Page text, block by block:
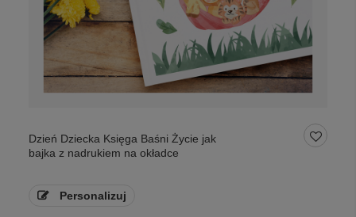
Dzień Dziecka Księga Baśni Życie jak
bajka z nadrukiem na okładce
Personalizuj